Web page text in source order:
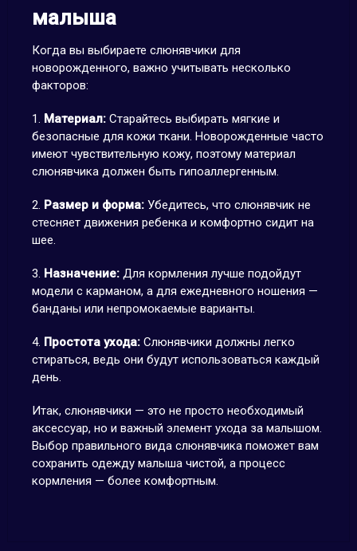
малыша
Когда вы выбираете слюнявчики для
новорожденного, важно учитывать несколько
факторов:
1. Материал:Старайтесь выбирать мягкие и
безопасные для кожи ткани. Новорожденные часто
имеют чувствительную кожу, поэтому материал
слюнявчика должен быть гипоаллергенным.
2. Размер и форма:Убедитесь, что слюнявчик не
стесняет движения ребенка и комфортно сидит на
шее.
3. Назначение:Для кормления лучше подойдут
модели с карманом, а для ежедневного ношения —
банданы или непромокаемые варианты.
4. Простота ухода:Слюнявчики должны легко
стираться, ведь они будут использоваться каждый
день.
Итак, слюнявчики — это не просто необходимый
аксессуар, но и важный элемент ухода за малышом.
Выбор правильного вида слюнявчика поможет вам
сохранить одежду малыша чистой, а процесс
кормления — более комфортным.